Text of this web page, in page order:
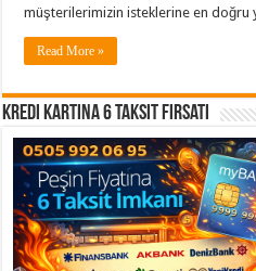
müşterilerimizin isteklerine en doğru
Read More »
Kredi Kartına 6 Taksit Fırsatı